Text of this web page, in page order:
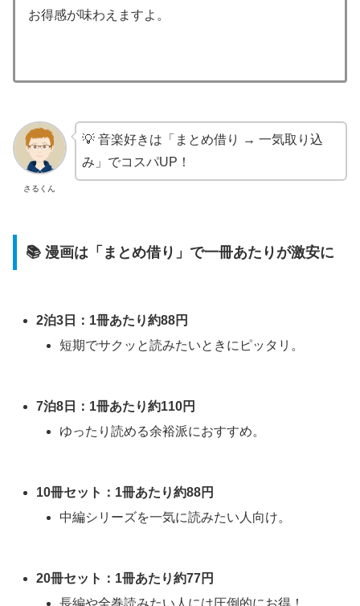
お得感が味わえますよ。
さるくん
💡 音楽好きは「まとめ借り → 一気取り込
み」でコスパUP！
📚 漫画は「まとめ借り」で一冊あたりが激安に
2泊3日：1冊あたり約88円
短期でサクッと読みたいときにピッタリ。
7泊8日：1冊あたり約110円
ゆったり読める余裕派におすすめ。
10冊セット：1冊あたり約88円
中編シリーズを一気に読みたい人向け。
20冊セット：1冊あたり約77円